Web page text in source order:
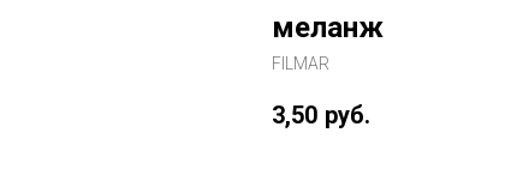
меланж
FILMAR
3,50 руб.